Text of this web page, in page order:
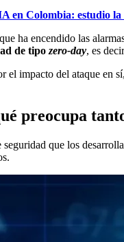
en Colombia: estudio
ha encendido las
de tipo zero-day, es
el impacto del ataque en
preocupa
seguridad que los